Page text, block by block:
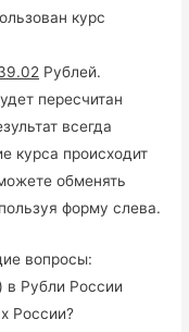
курс
Рублей.
пересчитан
всегда
курса происходит
обменять
форму слева.
вопросы:
в Рубли России
России?